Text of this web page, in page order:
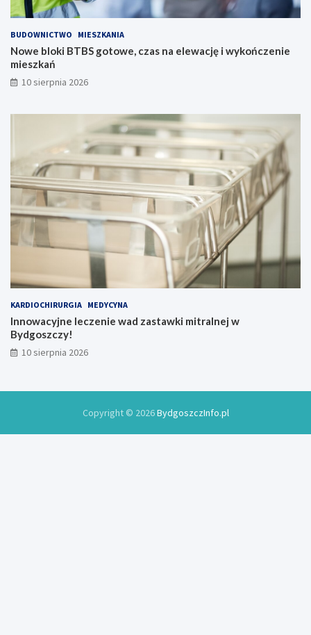
s
w
o
!
BUDOWNICTWO MIESZKANIA
Nowe bloki BTBS gotowe, czas na elewację i wykończenie
mieszkań
10 sierpnia 2026
KARDIOCHIRURGIA MEDYCYNA
Innowacyjne leczenie wad zastawki mitralnej w
Bydgoszczy!
10 sierpnia 2026
Copyright © 2026BydgoszczInfo.pl